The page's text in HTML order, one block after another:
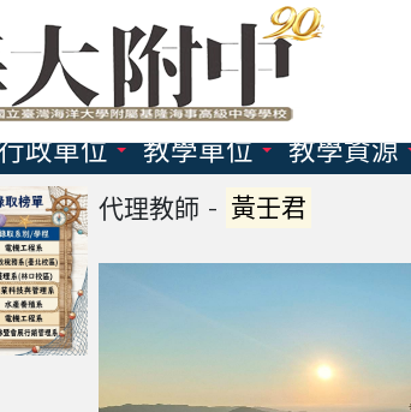
政單位 教學單位 教學資源
代理教師 - 黃壬君